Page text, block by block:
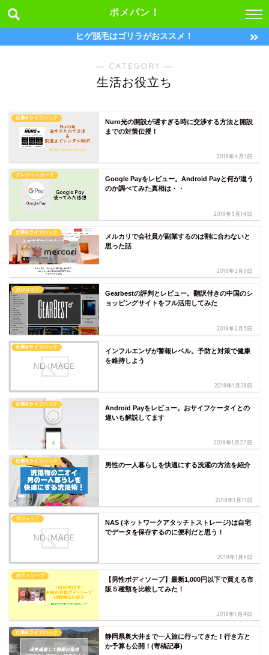
ポメパン！
ヒゲ脱毛はゴリラがおススメ！
― CATEGORY ―
生活お役立ち
仕事&ライフハック
Nuro光の開設が遅すぎる時に交渉する方法と開設
までの対策伝授！
2018年4月1日
クレジットカード
Google Payをレビュー。Android Payと何が違う
のか調べてみた真相は・・
2018年3月14日
仕事&ライフハック
メルカリで会社員が副業するのは割に合わないと
思った話
2018年2月8日
ガジェット
Gearbestの評判とレビュー。翻訳付きの中国のシ
ョッピングサイトをフル活用してみた
2018年2月3日
仕事&ライフハック
インフルエンザが警報レベル。予防と対策で健康
を維持しよう
2018年1月28日
仕事&ライフハック
Android Payをレビュー。おサイフケータイとの
違いも解説してます
2018年1月27日
仕事&ライフハック
男性の一人暮らしを快適にする洗濯の方法を紹介
2018年1月11日
ガジェット
NAS (ネットワークアタッチトストレージ)は自宅
でデータを保存するのに便利だと思う！
2018年1月6日
ボディソープ
【男性ボディソープ】最新1,000円以下で買える市
販５種類を比較してみた！
2018年1月4日
仕事&ライフハック
静岡県奥大井まで一人旅に行ってきた！行き方と
か予算も公開！(寄稿記事)